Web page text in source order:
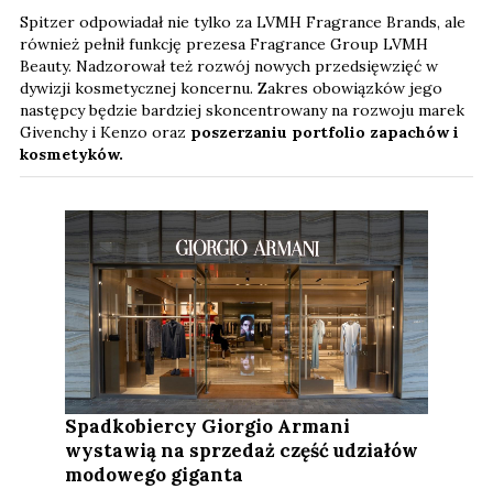
Spitzer odpowiadał nie tylko za LVMH Fragrance Brands, ale
również pełnił funkcję prezesa Fragrance Group LVMH
Beauty. Nadzorował też rozwój nowych przedsięwzięć w
dywizji kosmetycznej koncernu. Zakres obowiązków jego
następcy będzie bardziej skoncentrowany na rozwoju marek
Givenchy i Kenzo oraz poszerzaniu portfolio zapachów i
kosmetyków.
Spadkobiercy Giorgio Armani
wystawią na sprzedaż część udziałów
modowego giganta